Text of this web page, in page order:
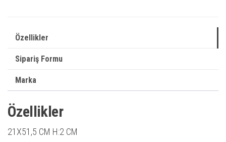
Özellikler
Sipariş Formu
Marka
Özellikler
21X51,5 CM H:2 CM